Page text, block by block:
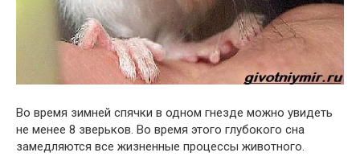
Во время зимней спячки в одном гнезде можно увидеть
не менее 8 зверьков. Во время этого глубокого сна
замедляются все жизненные процессы животного.